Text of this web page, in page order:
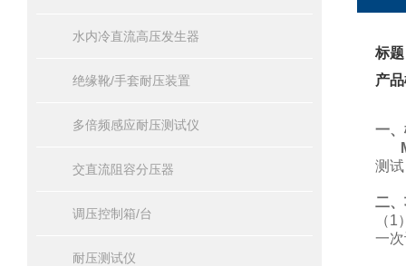
水内冷直流高压发生器
绝缘靴/手套耐压装置
多倍频感应耐压测试仪
交直流阻容分压器
调压控制箱/台
耐压测试仪
标
产
一
测
二
（1
一